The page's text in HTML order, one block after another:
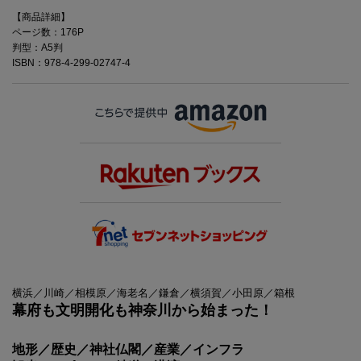
【商品詳細】
ページ数：176P
判型：A5判
ISBN：978-4-299-02747-4
横浜／川崎／相模原／海老名／鎌倉／横須賀／小田原／箱根
幕府も文明開化も神奈川から始まった！
地形／歴史／神社仏閣／産業／インフラ